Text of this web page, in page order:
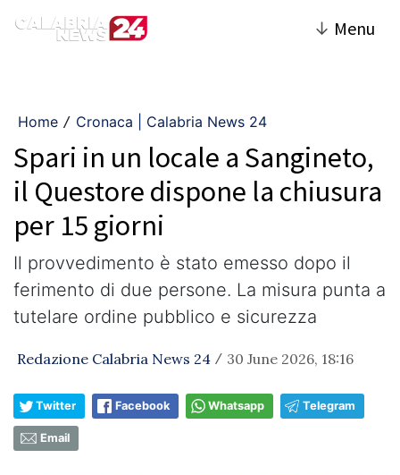
↓ Menu
Home / Cronaca | Calabria News 24
Spari in un locale a Sangineto,
il Questore dispone la chiusura
per 15 giorni
Il provvedimento è stato emesso dopo il
ferimento di due persone. La misura punta a
tutelare ordine pubblico e sicurezza
Redazione Calabria News 24 / 30 June 2026, 18:16
Twitter Facebook Whatsapp Telegram
Email